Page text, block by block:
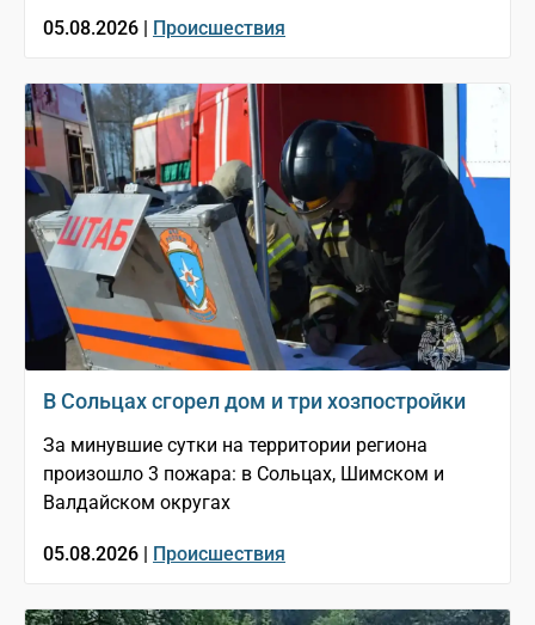
05.08.2026 | Происшествия
В Сольцах сгорел дом и три хозпостройки
За минувшие сутки на территории региона
произошло 3 пожара: в Сольцах, Шимском и
Валдайском округах
05.08.2026 | Происшествия